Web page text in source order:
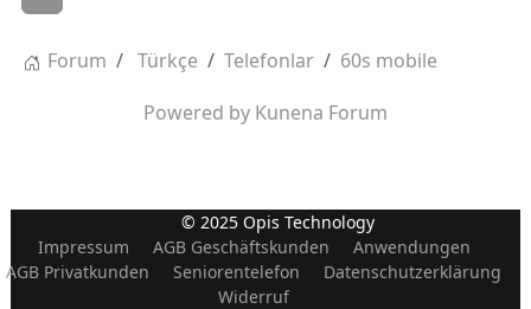
Forum Türkçe Telefonlar
60s mobile
Powered by Kunena Forum
© 2025 Opis Technology
Impressum
AGB Geschäftskunden
Anwendungen
AGB Privatkunden
Seniorentelefon
Datenschutzerklärung
Widerruf